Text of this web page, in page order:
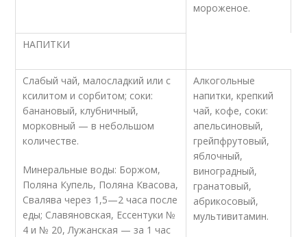
мороженое.
НАПИТКИ
Слабый чай, малосладкий или с
ксилитом и сорбитом; соки:
банановый, клубничный,
морковный — в небольшом
количестве.
Минеральные воды: Боржом,
Поляна Купель, Поляна Квасова,
Свалява через 1,5—2 часа после
еды; Славяновская, Ессентуки №
4 и № 20, Лужанская — за 1 час
Алкогольные
напитки, крепкий
чай, кофе, соки:
апельсиновый,
грейпфрутовый,
яблочный,
виноградный,
гранатовый,
абрикосовый,
мультивитамин.